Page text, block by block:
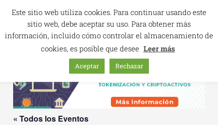
contenido
« Todos los Eventos
Este sitio web utiliza cookies. Para continuar usando este
sitio web, debe aceptar su uso. Para obtener más
información, incluido cómo controlar el almacenamiento de
cookies, es posible que desee Leer más
Aceptar Rechazar